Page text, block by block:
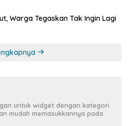
Warga Tegaskan Tak Ingin Lagi
untuk widget dengan kategori
mudah memasukkannya pada